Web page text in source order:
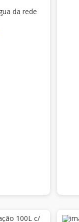
da rede